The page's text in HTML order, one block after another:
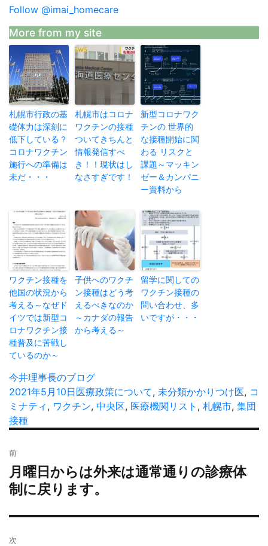
Follow @imai_homecare
More from my site
札幌市行政の基
礎体力は深刻に
低下している？
コロナワクチン
施行への準備は
未だ・・・
札幌市はコロナ
ワクチンの接種
ついてきちんと
情報発信すべ
き！！現状はし
なさすぎです！
新型コロナワク
チンの 世界的
な接種開始に関
わる リスクと
課題～マッキン
ゼー＆カンパニ
ー資料から
ワクチン接種を
他国の状況から
考える～なぜド
イツでは新型コ
ロナワクチン接
種普及に苦戦し
ているのか～
子供へのワクチ
ン接種はどう考
えるべきなのか
～カナダの報告
から考える～
留学に関しての
ワクチン接種の
問い合わせ、多
いですが・・・
投
稿
者
今井理事長のブログ
投
稿
日:
2021年5月10日カ
テ
医療政策について, 未分類タ
グ
かかりつけ医, コ
ミナティ , ワクチン, 中央区, 医療機関リスト , 札幌市, 集団
接種
稿
ナ
ビ
シ
前
過
去
の
投
月曜日からは外来は通常通りの診療体
制に戻ります。
次